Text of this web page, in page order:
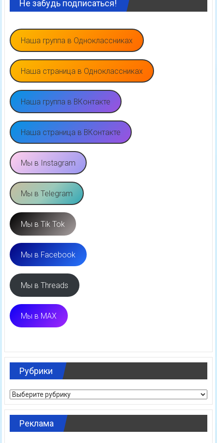
Не забудь подписаться!
Наша группа в Одноклассниках
Наша страница в Одноклассниках
Наша группа в ВКонтакте
Наша страница в ВКонтакте
Мы в Instagram
Мы в Telegram
Мы в Tik Tok
Мы в Facebook
Мы в Threads
Мы в MAX
Рубрики
Рубрики
Реклама